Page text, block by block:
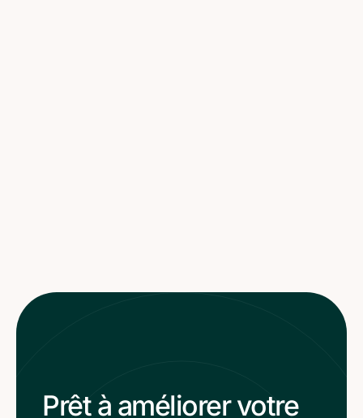
Prêt à améliorer votre